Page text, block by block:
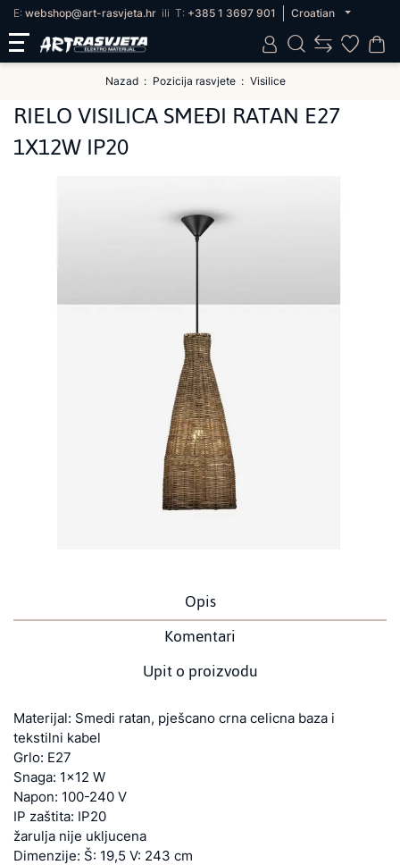
E: webshop@art-rasvjeta.hr ili T: +385 1 3697 901 Croatian
Nazad Pozicija rasvjete Visilice
RIELO VISILICA SMEĐI RATAN E27
1X12W IP20
Opis
Komentari
Upit o proizvodu
Materijal: Smedi ratan, pješcano crna celicna baza i
tekstilni kabel
Grlo: E27
Snaga: 1x12 W
Napon: 100-240 V
IP zaštita: IP20
žarulja nije ukljucena
Dimenzije: Š: 19,5 V: 243 cm